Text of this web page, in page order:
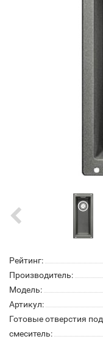
Рейтинг:
Производитель:
Модель:
Артикул:
Готовые отверстия под
смеситель: